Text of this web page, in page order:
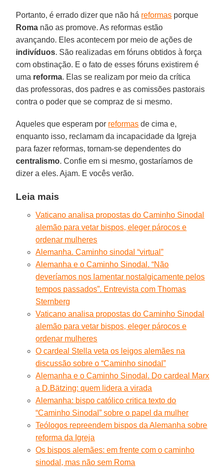
Portanto, é errado dizer que não há reformas porque
Roma não as promove. As reformas estão
avançando. Eles acontecem por meio de ações de
indivíduos. São realizadas em fóruns obtidos à força
com obstinação. E o fato de esses fóruns existirem é
uma reforma. Elas se realizam por meio da crítica
das professoras, dos padres e as comissões pastorais
contra o poder que se compraz de si mesmo.
Aqueles que esperam por reformas de cima e,
enquanto isso, reclamam da incapacidade da Igreja
para fazer reformas, tornam-se dependentes do
centralismo. Confie em si mesmo, gostaríamos de
dizer a eles. Ajam. E vocês verão.
Leia mais
Vaticano analisa propostas do Caminho Sinodal
alemão para vetar bispos, eleger párocos e
ordenar mulheres
Alemanha. Caminho sinodal “virtual”
Alemanha e o Caminho Sinodal. “Não
deveríamos nos lamentar nostalgicamente pelos
tempos passados”. Entrevista com Thomas
Sternberg
Vaticano analisa propostas do Caminho Sinodal
alemão para vetar bispos, eleger párocos e
ordenar mulheres
O cardeal Stella veta os leigos alemães na
discussão sobre o “Caminho sinodal”
Alemanha e o Caminho Sinodal. Do cardeal Marx
a D.Bätzing: quem lidera a virada
Alemanha: bispo católico critica texto do
“Caminho Sinodal” sobre o papel da mulher
Teólogos repreendem bispos da Alemanha sobre
reforma da Igreja
Os bispos alemães: em frente com o caminho
sinodal, mas não sem Roma